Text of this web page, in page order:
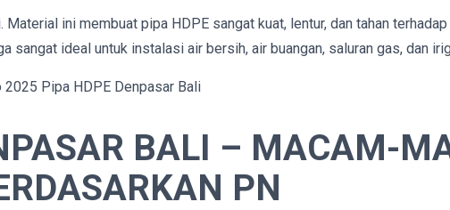
ini membuat pipa HDPE sangat kuat, lentur, dan tahan
sangat ideal untuk instalasi air bersih, air buangan, saluran gas, dan
BALI – MACAM-
PN